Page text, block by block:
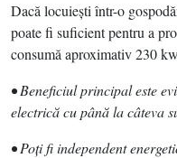
Dacă locuieşti într-o
poate fi suficient pentru a
consumă aproximativ 230
• Beneficiul principal este
electrică cu până la câteva
• Poţi fi independent